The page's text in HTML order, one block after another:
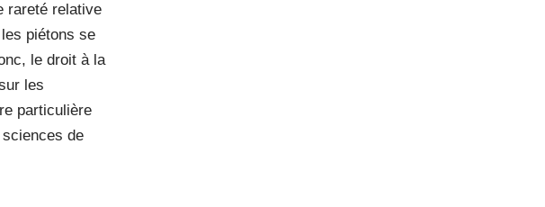
rareté relative
piétons se
le droit à la
les
particulière
de